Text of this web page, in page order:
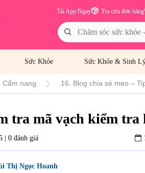
Tra cứu đơn hàng
Tải App Ngay
Sức Khỏe Sức Khỏe & Sinh
Cẩm nang 16. Blog chia sẻ mẹo –
tra mã vạch kiểm
| 0 đánh giá
Thị Ngọc Hoanh